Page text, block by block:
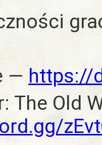
—https://
The Old